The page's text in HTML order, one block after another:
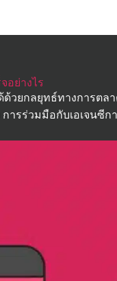
อย่างไร
ยกลยุทธ์ทางการตลา
ารร่วมมือกับเอเจนซี